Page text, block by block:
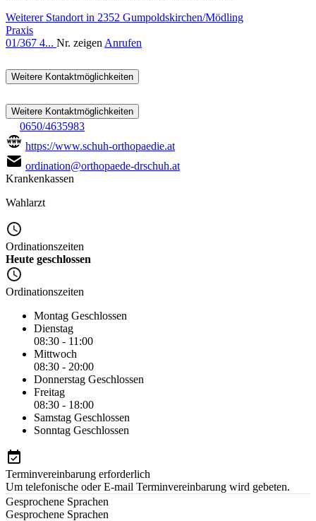
Weiterer Standort in 2352 Gumpoldskirchen/Mödling
Praxis
01/367 4... Nr. zeigen Anrufen
Weitere Kontaktmöglichkeiten
Weitere Kontaktmöglichkeiten
0650/4635983
https://www.schuh-orthopaedie.at
ordination@orthopaede-drschuh.at
Krankenkassen
Wahlarzt
Ordinationszeiten
Heute geschlossen
Ordinationszeiten
Montag Geschlossen
Dienstag
08:30 - 11:00
Mittwoch
08:30 - 20:00
Donnerstag Geschlossen
Freitag
08:30 - 18:00
Samstag Geschlossen
Sonntag Geschlossen
Terminvereinbarung erforderlich
Um telefonische oder E-mail Terminvereinbarung wird gebeten.
Gesprochene Sprachen
Gesprochene Sprachen